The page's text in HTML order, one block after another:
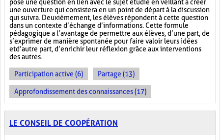
pose une question en lien avec le sujet étudié en veillant à créer
une ouverture qui consistera en un point de départ à la discussion
qui suivra. Deuxièmement, les élèves répondent à cette question
dans un contexte d’échange d’informations. Cette formule
pédagogique a l’avantage de permettre aux élèves, d’une part, de
s’exprimer de manière spontanée pour faire valoir leurs idées
et d’autre part, d’enrichir leur réflexion grâce aux interventions
des autres.
Participation active (6) Partage (13)
Approfondissement des connaissances (17)
LE CONSEIL DE COOPÉRATION